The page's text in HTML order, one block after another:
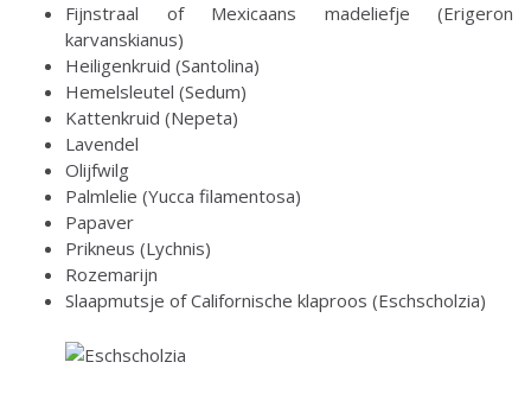
Fijnstraal of Mexicaans madeliefje (Erigeron
karvanskianus)
Heiligenkruid (Santolina)
Hemelsleutel (Sedum)
Kattenkruid (Nepeta)
Lavendel
Olijfwilg
Palmlelie (Yucca filamentosa)
Papaver
Prikneus (Lychnis)
Rozemarijn
Slaapmutsje of Californische klaproos (Eschscholzia)